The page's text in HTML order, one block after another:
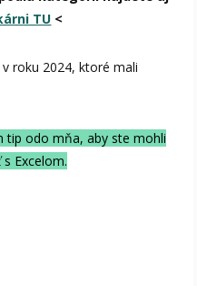
TU <
roku 2024, ktoré mali
tip odo mňa, aby ste mohli
Excelom.